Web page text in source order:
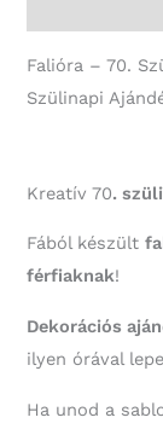
Falióra – 70.
Szülinapi
Kreatív 70.
Fából készült
férfiaknak!
Dekorációs
ilyen órával
Ha unod a